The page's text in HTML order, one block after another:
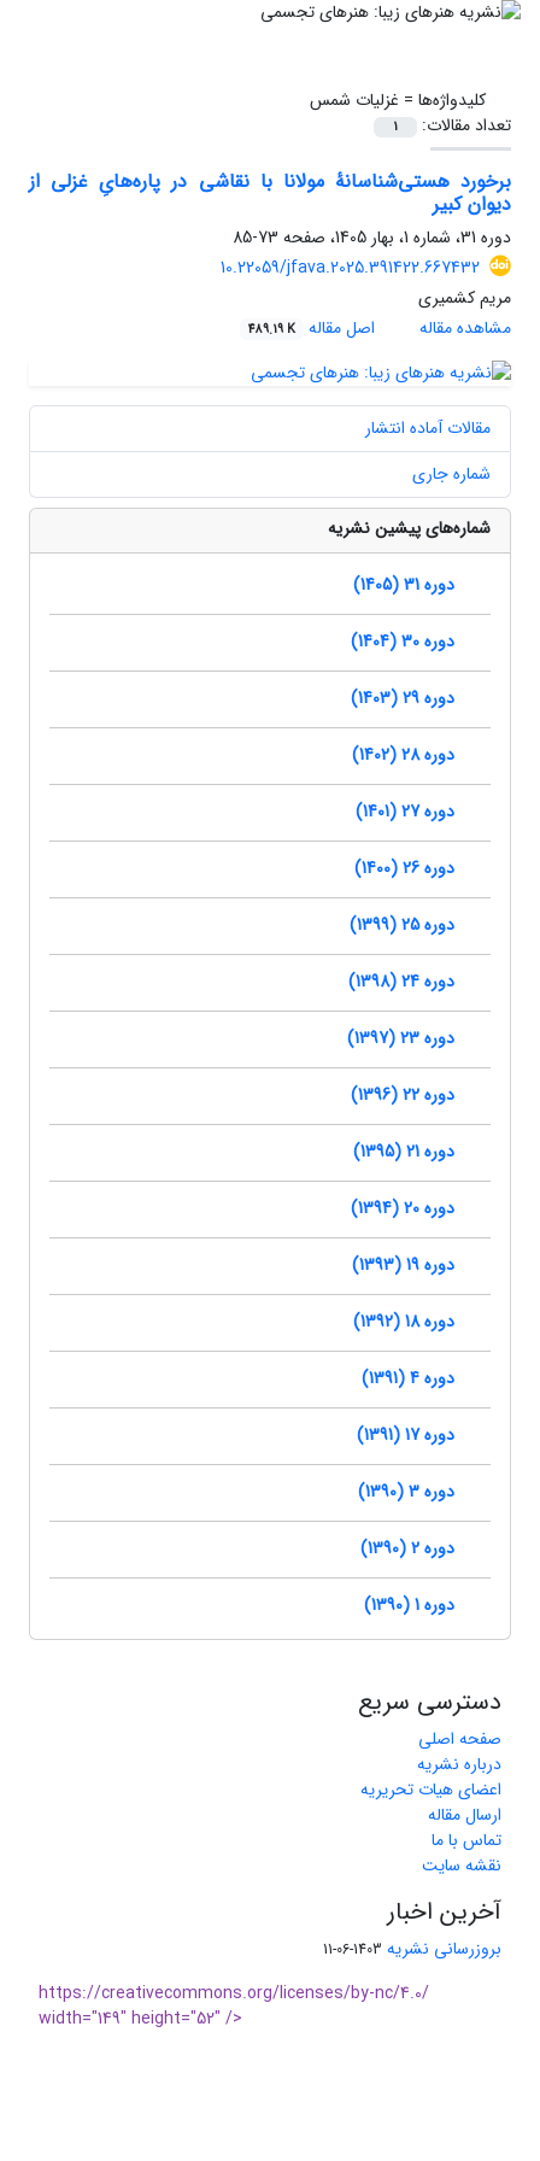
کلیدواژه‌ها = غزلیات شمس
تعداد مقالات:
1
برخورد هستی‌شناسانۀ مولانا با نقاشی در پاره‌هایِ غزلی از
دیوان کبیر
دوره 31، شماره 1، بهار 1405، صفحه
73-85
10.22059/jfava.2025.391422.667432
مریم کشمیری
مشاهده مقاله
اصل مقاله 489.19 K
مقالات آماده انتشار
شماره جاری
شماره‌های پیشین نشریه
دوره 31 (1405)
دوره 30 (1404)
دوره 29 (1403)
دوره 28 (1402)
دوره 27 (1401)
دوره 26 (1400)
دوره 25 (1399)
دوره 24 (1398)
دوره 23 (1397)
دوره 22 (1396)
دوره 21 (1395)
دوره 20 (1394)
دوره 19 (1393)
دوره 18 (1392)
دوره 4 (1391)
دوره 17 (1391)
دوره 3 (1390)
دوره 2 (1390)
دوره 1 (1390)
دسترسی سریع
صفحه اصلی
درباره نشریه
اعضای هیات تحریریه
ارسال مقاله
تماس با ما
نقشه سایت
آخرین اخبار
بروزرسانی نشریه 1403-06-11
https://creativecommons.org/licenses/by-nc/4.0/
width="149" height="52" />